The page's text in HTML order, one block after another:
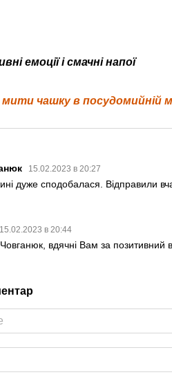
емоції і смачні напої
чашку в посудомийній
15.02.2023 в 20:27
дуже сподобалася. Відправили
15.02.2023 в 20:44
вдячні Вам за позитивний